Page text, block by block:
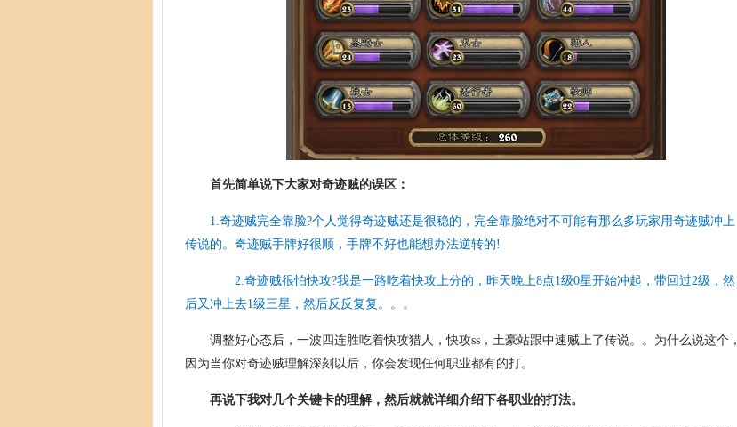
首先简单说下大家对奇迹贼的误区：
1.奇迹贼完全靠脸?个人觉得奇迹贼还是很稳的，完全靠脸绝对不可能有那么多玩家用奇迹贼冲上
传说的。奇迹贼手牌好很顺，手牌不好也能想办法逆转的!
2.奇迹贼很怕快攻?我是一路吃着快攻上分的，昨天晚上8点1级0星开始冲起，带回过2级，然
后又冲上去1级三星，然后反反复复。。。
调整好心态后，一波四连胜吃着快攻猎人，快攻ss，土豪站跟中速贼上了传说。。为什么说这个，
因为当你对奇迹贼理解深刻以后，你会发现任何职业都有的打。
再说下我对几个关键卡的理解，然后就就详细介绍下各职业的打法。